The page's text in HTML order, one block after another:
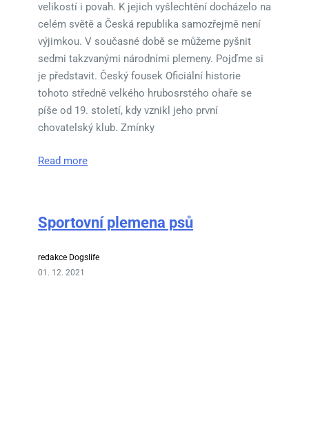
velikostí i povah. K jejich vyšlechtění docházelo na
celém světě a Česká republika samozřejmě není
výjimkou. V současné době se můžeme pyšnit
sedmi takzvanými národními plemeny. Pojďme si
je představit. Český fousek Oficiální historie
tohoto středně velkého hrubosrstého ohaře se
píše od 19. století, kdy vznikl jeho první
chovatelský klub. Zmínky
Read more
Sportovní plemena psů
redakce Dogslife
01. 12. 2021